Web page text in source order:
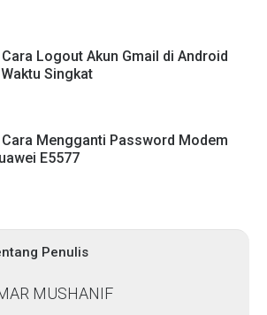
Penulis
Logout Akun Gmail di Android
Singkat
Mengganti Password Modem
E5577
MUSHANIF